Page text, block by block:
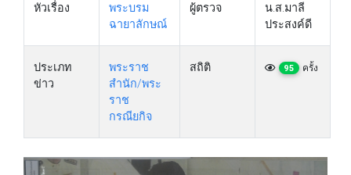
หัวเรื่อง
พระบรม
ฉายาลักษณ์
ผู้ตรวจ
น.ส.มาลี
ประสงค์ดี
ประเภท
ข่าว
พระราช
สำนัก/พระ
ราช
กรณียกิจ
สถิติ 95 ครั้ง